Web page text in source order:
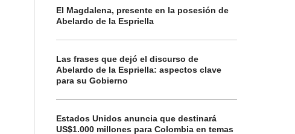
El Magdalena, presente en la posesión de
Abelardo de la Espriella
Las frases que dejó el discurso de
Abelardo de la Espriella: aspectos clave
para su Gobierno
Estados Unidos anuncia que destinará
US$1.000 millones para Colombia en temas